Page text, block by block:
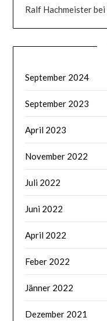
Ralf Hachmeisterbei
September 2024
September 2023
April 2023
November 2022
Juli 2022
Juni 2022
April 2022
Feber 2022
Jänner 2022
Dezember 2021